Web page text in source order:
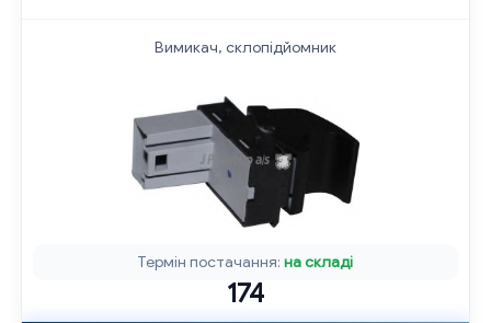
Вимикач, склопідйомник
Термін постачання:на складі
174